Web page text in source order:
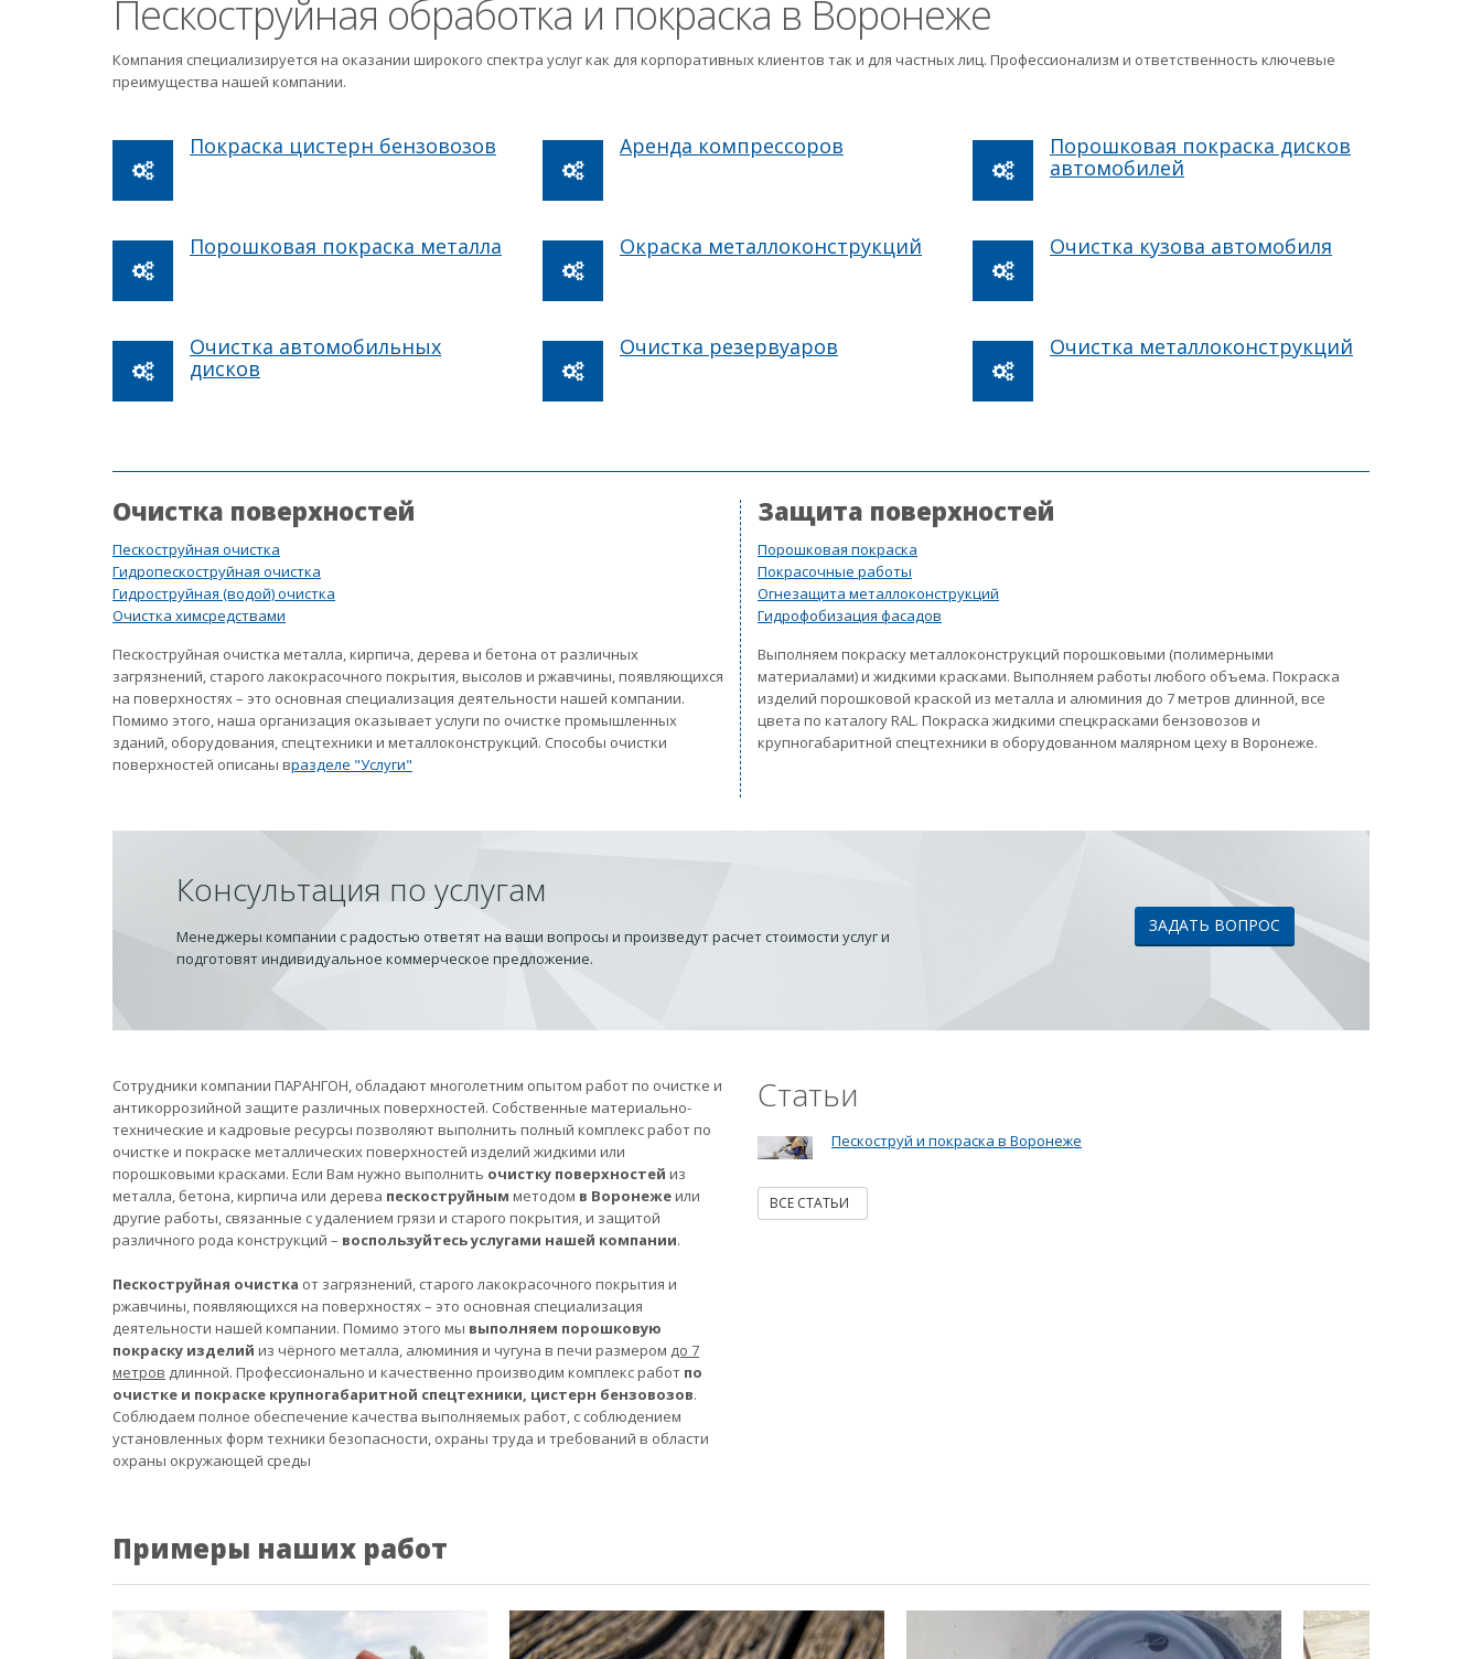
Пескоструйная обработка и покраска в Воронеже
Компания специализируется на оказании широкого спектра услуг как для корпоративных клиентов так и для частных лиц. Профессионализм и ответственность ключевые
преимущества нашей компании.
Покраска цистерн бензовозов Аренда компрессоров
Порошковая покраска дисков
автомобилей
Порошковая покраска металла Окраска металлоконструкций Очистка кузова автомобиля
Очистка автомобильных
дисков
Очистка резервуаров Очистка металлоконструкций
Очистка поверхностей
Пескоструйная очистка
Гидропескоструйная очистка
Гидроструйная (водой) очистка
Очистка химсредствами
Пескоструйная очистка металла, кирпича, дерева и бетона от различных
загрязнений, старого лакокрасочного покрытия, высолов и ржавчины, появляющихся
на поверхностях – это основная специализация деятельности нашей компании.
Помимо этого, наша организация оказывает услуги по очистке промышленных
зданий, оборудования, спецтехники и металлоконструкций. Способы очистки
поверхностей описаны вразделе "Услуги"
Защита поверхностей
Порошковая покраска
Покрасочные работы
Огнезащита металлоконструкций
Гидрофобизация фасадов
Выполняем покраску металлоконструкций порошковыми (полимерными
материалами) и жидкими красками. Выполняем работы любого объема. Покраска
изделий порошковой краской из металла и алюминия до 7 метров длинной, все
цвета по каталогу RAL. Покраска жидкими спецкрасками бензовозов и
крупногабаритной спецтехники в оборудованном малярном цеху в Воронеже.
Консультация по услугам
Менеджеры компании с радостью ответят на ваши вопросы и произведут расчет стоимости услуг и
подготовят индивидуальное коммерческое предложение.
ЗАДАТЬ ВОПРОС
Сотрудники компании ПАРАНГОН, обладают многолетним опытом работ по очистке и
антикоррозийной защите различных поверхностей. Собственные материально-
технические и кадровые ресурсы позволяют выполнить полный комплекс работ по
очистке и покраске металлических поверхностей изделий жидкими или
порошковыми красками. Если Вам нужно выполнить очистку поверхностей из
металла, бетона, кирпича или дерева пескоструйным методом в Воронежеили
другие работы, связанные с удалением грязи и старого покрытия, и защитой
различного рода конструкций – воспользуйтесь услугами нашей компании.
Пескоструйная очистка от загрязнений, старого лакокрасочного покрытия и
ржавчины, появляющихся на поверхностях – это основная специализация
деятельности нашей компании. Помимо этого мы выполняем порошковую
покраску изделий из чёрного металла, алюминия и чугуна в печи размером до 7
метров длинной. Профессионально и качественно производим комплекс работ по
очистке и покраске крупногабаритной спецтехники, цистерн бензовозов.
Соблюдаем полное обеспечение качества выполняемых работ, с соблюдением
установленных форм техники безопасности, охраны труда и требований в области
охраны окружающей среды
Статьи
Пескоструй и покраска в Воронеже
ВСЕ СТАТЬИ
Примеры наших работ